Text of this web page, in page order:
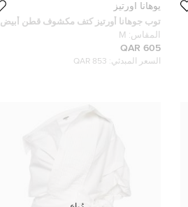
يوهانا اورتيز
توب جوهانا أورتيز كتف مكشوف قطن أبيض
حجم متوسط
المقاس: M
605 QAR
السعر المبدئي: 853 QAR